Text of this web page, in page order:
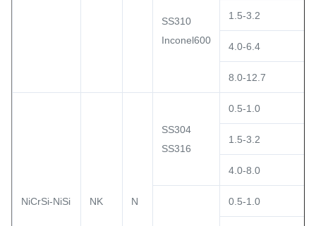
SS310
Inconel600
1.5-3.2
4.0-6.4
8.0-12.7
NiCrSi-NiSi NK N
SS304
SS316
0.5-1.0
1.5-3.2
4.0-8.0
0.5-1.0